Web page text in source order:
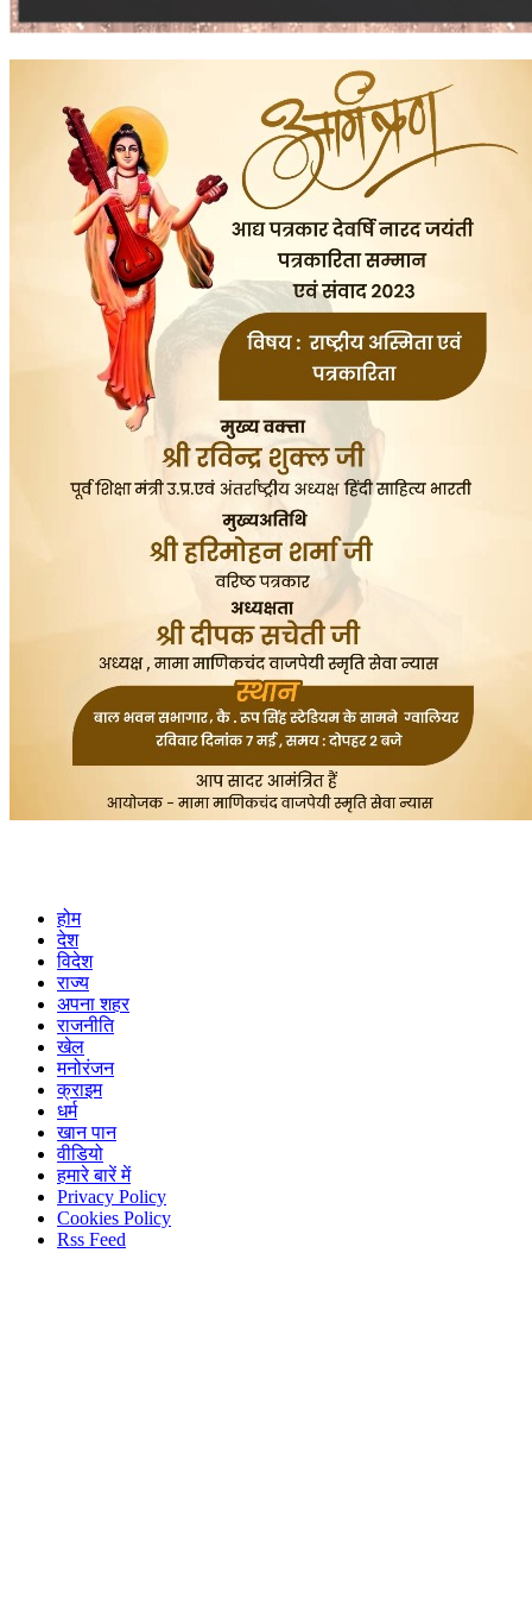
होम
देश
विदेश
राज्य
अपना शहर
राजनीति
खेल
मनोरंजन
क्राइम
धर्म
खान पान
वीडियो
हमारे बारें में
Privacy Policy
Cookies Policy
Rss Feed